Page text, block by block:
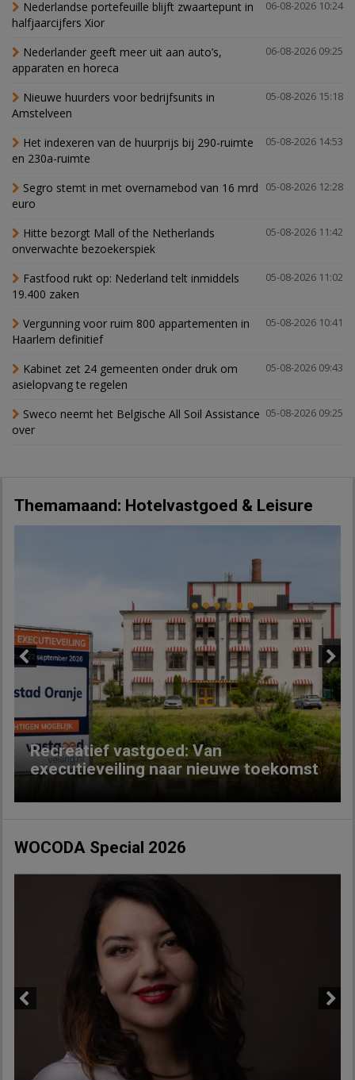
06-08-2026 10:24
Nederlandse portefeuille blijft zwaartepunt in
halfjaarcijfers Xior
06-08-2026 09:25
Nederlander geeft meer uit aan auto’s,
apparaten en horeca
05-08-2026 15:18
Nieuwe huurders voor bedrijfsunits in
Amstelveen
05-08-2026 14:53
Het indexeren van de huurprijs bij 290-ruimte
en 230a-ruimte
05-08-2026 12:28
Segro stemt in met overnamebod van 16 mrd
euro
05-08-2026 11:42
Hitte bezorgt Mall of the Netherlands
onverwachte bezoekerspiek
05-08-2026 11:02
Fastfood rukt op: Nederland telt inmiddels
19.400 zaken
05-08-2026 10:41
Vergunning voor ruim 800 appartementen in
Haarlem definitief
05-08-2026 09:43
Kabinet zet 24 gemeenten onder druk om
asielopvang te regelen
05-08-2026 09:25
Sweco neemt het Belgische All Soil Assistance
over
Themamaand: Hotelvastgoed & Leisure
Recreatief vastgoed: Van
executieveiling naar nieuwe toekomst
Next
WOCODA Special 2026